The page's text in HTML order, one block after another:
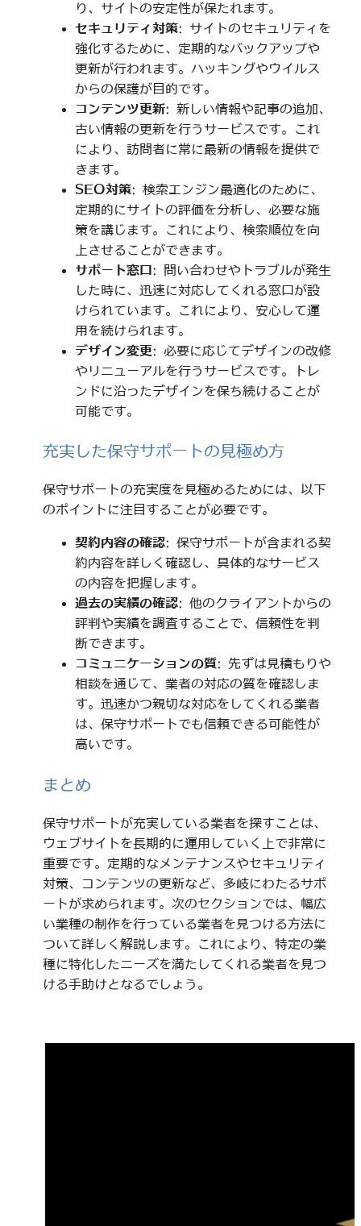
り、サイトの安定性が保たれます。
セキュリティ対策: サイトのセキュリティを
強化するために、定期的なバックアップや
更新が行われます。ハッキングやウイルス
からの保護が目的です。
コンテンツ更新: 新しい情報や記事の追加、
古い情報の更新を行うサービスです。これ
により、訪問者に常に最新の情報を提供で
きます。
SEO対策: 検索エンジン最適化のために、
定期的にサイトの評価を分析し、必要な施
策を講じます。これにより、検索順位を向
上させることができます。
サポート窓口 : 問い合わせやトラブルが発生
した時に、迅速に対応してくれる窓口が設
けられています。これにより、安心して運
用を続けられます。
デザイン変更: 必要に応じてデザインの改修
やリニューアルを行うサービスです。トレ
ンドに沿ったデザインを保ち続けることが
可能です。
充実した保守サポートの見極め方
保守サポートの充実度を見極めるためには、以下
のポイントに注目することが必要です。
契約内容の確認: 保守サポートが含まれる契
約内容を詳しく確認し、具体的なサービス
の内容を把握します。
過去の実績の確認: 他のクライアントからの
評判や実績を調査することで、信頼性を判
断できます。
コミュニケーションの質: 先ずは見積もりや
相談を通じて、業者の対応の質を確認しま
す。迅速かつ親切な対応をしてくれる業者
は、保守サポートでも信頼できる可能性が
高いです。
まとめ
保守サポートが充実している業者を探すことは、
ウェブサイトを長期的に運用していく上で非常に
重要です。定期的なメンテナンスやセキュリティ
対策、コンテンツの更新など、多岐にわたるサポ
ートが求められます。次のセクションでは、幅広
い業種の制作を行っている業者を見つける方法に
ついて詳しく解説します。これにより、特定の業
種に特化したニーズを満たしてくれる業者を見つ
ける手助けとなるでしょう。